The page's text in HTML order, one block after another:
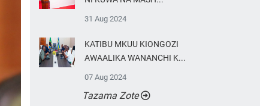
31 Aug 2024
KATIBU MKUU KIONGOZI
AWAALIKA WANANCHI K...
07 Aug 2024
Tazama Zote